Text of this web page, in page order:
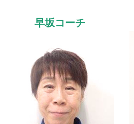
早坂コーチ